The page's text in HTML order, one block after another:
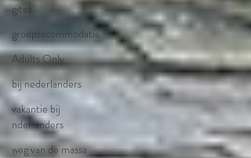
gites
groepsacommodatie
Adults Only
bij nederlanders
vakantie bij
nderlanders
weg van de massa